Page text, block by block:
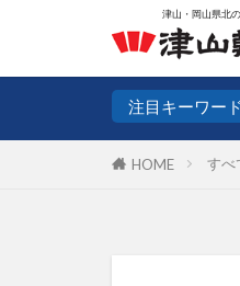
注目キーワード
HOME すべ